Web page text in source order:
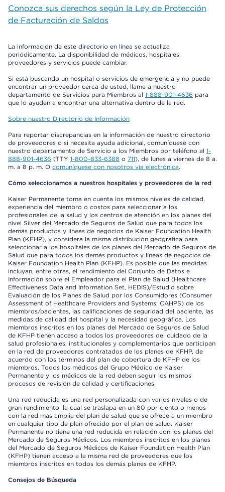
Conozca sus derechos según la Ley de Protección
de Facturación de Saldos
La información de este directorio en línea se actualiza
periódicamente. La disponibilidad de médicos, hospitales,
proveedores y servicios puede cambiar.
Si está buscando un hospital o servicios de emergencia y no puede
encontrar un proveedor cerca de usted, llame a nuestro
departamento de Servicios para Miembros al 1-888-901-4636 para
que lo ayuden a encontrar una alternativa dentro de la red.
Sobre nuestro Directorio de Información
Para reportar discrepancias en la información de nuestro directorio
de proveedores o si necesita ayuda adicional, comuníquese con
nuestro departamento de Servicio a los Miembros por teléfono al 1-
888-901-4636 (TTY 1-800-833-6388 o 711), de lunes a viernes de 8 a.
m. a 8 p. m. O comuníquese con nosotros vía electrónica.
Cómo seleccionamos a nuestros hospitales y proveedores de la red
Kaiser Permanente toma en cuenta los mismos niveles de calidad,
experiencia del miembro o costos para seleccionar a los
profesionales de la salud y los centros de atención en los planes del
nivel Silver del Mercado de Seguros de Salud que para todos los
demás productos y líneas de negocios de Kaiser Foundation Health
Plan (KFHP), y considera la misma distribución geográfica para
seleccionar a los hospitales de los planes del Mercado de Seguros de
Salud que para todos los demás productos y líneas de negocios de
Kaiser Foundation Health Plan (KFHP). Es posible que las medidas
incluyan, entre otras, el rendimiento del Conjunto de Datos e
Información sobre el Empleador para el Plan de Salud (Healthcare
Effectiveness Data and Information Set, HEDIS)/Estudio sobre
Evaluación de los Planes de Salud por los Consumidores (Consumer
Assessment of Healthcare Providers and Systems, CAHPS) de los
miembros/pacientes, las calificaciones de seguridad del paciente, las
medidas de calidad del hospital y la necesidad geográfica. Los
miembros inscritos en los planes del Mercado de Seguros de Salud
de KFHP tienen acceso a todos los proveedores del cuidado de la
salud profesionales, institucionales y complementarios que participan
en la red de proveedores contratados de los planes de KFHP, de
acuerdo con los términos del plan de cobertura de KFHP de los
miembros. Todos los médicos del Grupo Médico de Kaiser
Permanente y los médicos de la red deben seguir los mismos
procesos de revisión de calidad y certificaciones.
Una red reducida es una red personalizada con varios niveles o de
gran rendimiento, la cual se traslapa en un 80 por ciento o menos
con la red más amplia del plan de salud que se ofrece a un miembro
en cualquier tipo de plan ofrecido por el plan de salud. Kaiser
Permanente no tiene una red reducida en relación con los planes del
Mercado de Seguros Médicos. Los miembros inscritos en los planes
del Mercado de Seguros Médicos de Kaiser Foundation Health Plan
(KFHP) tienen acceso a la misma red de proveedores que los
miembros inscritos en todos los demás planes de KFHP.
Consejos de Búsqueda